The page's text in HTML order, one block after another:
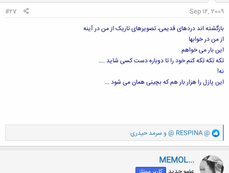
Sep 12, 2009
#27
بازگشته اند دردهای قدیمی، تصویرهای تاریک از من در آینه
از من در خوابها
این بار می خواهم
تکه تکه تکه کنم خود را تا دوباره دست کسی شاید ....
نه!
این پازل را هزار بار هم که بچینی همان می شود ...
و
ا
ک
ن
ش
@ RESPINA @ و سرمد حیدری
MEMOL...